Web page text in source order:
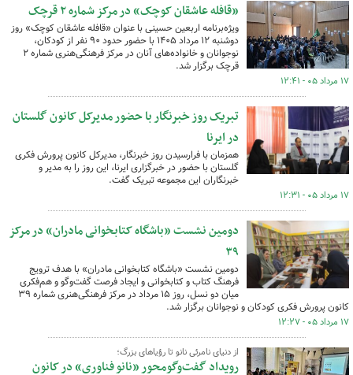
«قافله عاشقان کوچک» در مرکز شماره ۲ قرچک
ویژه‌برنامه اربعین حسینی با عنوان «قافله عاشقان کوچک» روز
دوشنبه ۱۲ مرداد ۱۴۰۵ با حضور حدود ۹۰ نفر از کودکان،
نوجوانان و خانواده‌های آنان در مرکز فرهنگی‌هنری شماره ۲
قرچک برگزار شد.
۱۷ مرداد ۰۵ - ۱۲:۴۱
تبریک روز خبرنگار با حضور مدیرکل کانون گلستان
در ایرنا
همزمان با فرارسیدن روز خبرنگار، مدیرکل کانون پرورش فکری
گلستان با حضور در خبرگزاری ایرنا، این روز را به مدیر و
خبرنگاران این مجموعه تبریک گفت.
۱۷ مرداد ۰۵ - ۱۲:۳۱
دومین نشست «باشگاه کتابخوانی مادران» در مرکز
۳۹
دومین نشست «باشگاه کتابخوانی مادران» با هدف ترویج
فرهنگ کتاب و کتابخوانی و ایجاد فرصت گفت‌وگو و هم‌فکری
میان دو نسل، روز ۱۵ مرداد در مرکز فرهنگی‌هنری شماره ۳۹
کانون پرورش فکری کودکان و نوجوانان برگزار شد.
۱۷ مرداد ۰۵ - ۱۲:۲۷
از دنیای نامرئی نانو تا رؤیاهای بزرگ؛
رویداد گفت‌وگومحور «نانو فناوری» در کانون